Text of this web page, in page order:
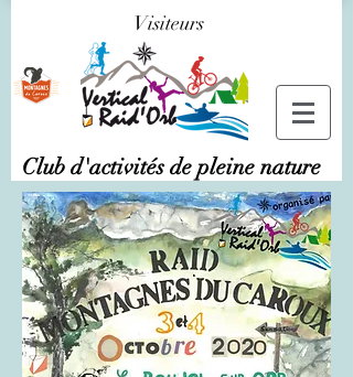
Visiteurs
Club d'activités de pleine nature